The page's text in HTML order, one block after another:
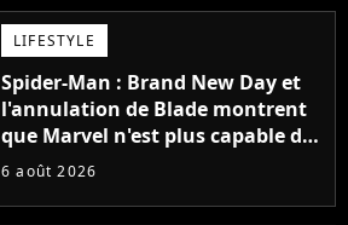
LIFESTYLE
Spider-Man : Brand New Day et
l'annulation de Blade montrent
que Marvel n'est plus capable de
faire quoi que ce soit de simple
6 août 2026